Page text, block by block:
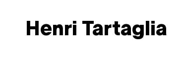
Henri Tartaglia